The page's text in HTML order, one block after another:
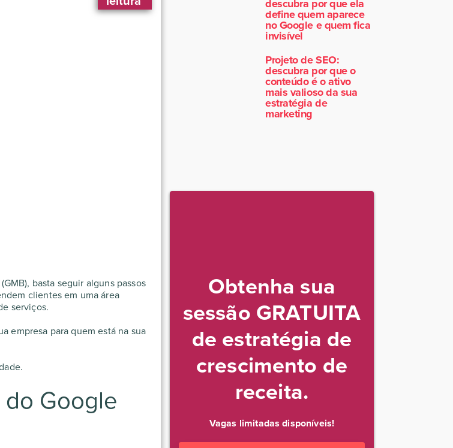
(GMB), basta seguir alguns passos
clientes em uma área
serviços.
empresa para quem está na sua
do Google
descubra por que ela
define quem aparece
no Google e quem fica
invisível
Projeto de SEO:
descubra por que o
conteúdo é o ativo
mais valioso da sua
estratégia de
marketing
Obtenha sua
sessão GRATUITA
de estratégia de
crescimento de
receita.
Vagas limitadas disponíveis!